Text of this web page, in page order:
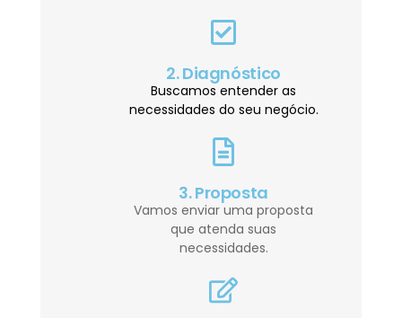
2. Diagnóstico
Buscamos entender as
necessidades do seu negócio.
3. Proposta
Vamos enviar uma proposta
que atenda suas
necessidades.